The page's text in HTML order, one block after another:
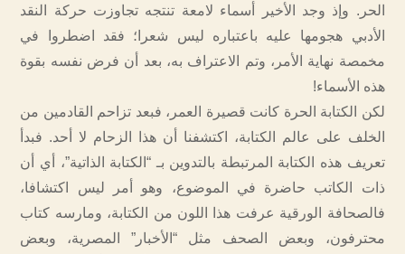
الحر. وإذ وجد الأخير أسماء لامعة تنتجه تجاوزت حركة النقد
الأدبي هجومها عليه باعتباره ليس شعرا؛ فقد اضطروا في
مخمصة نهاية الأمر، وتم الاعتراف به، بعد أن فرض نفسه بقوة
هذه الأسماء!
لكن الكتابة الحرة كانت قصيرة العمر، فبعد تزاحم القادمين من
الخلف على عالم الكتابة، اكتشفنا أن هذا الزحام لا أحد. فبدأ
تعريف هذه الكتابة المرتبطة بالتدوين بـ “الكتابة الذاتية”، أي أن
ذات الكاتب حاضرة في الموضوع، وهو أمر ليس اكتشافا،
فالصحافة الورقية عرفت هذا اللون من الكتابة، ومارسه كتاب
محترفون، وبعض الصحف مثل “الأخبار” المصرية، وبعض